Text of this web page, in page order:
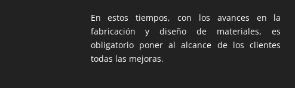
En estos tiempos, con los avances en la
fabricación y diseño de materiales, es
obligatorio poner al alcance de los clientes
todas las mejoras.